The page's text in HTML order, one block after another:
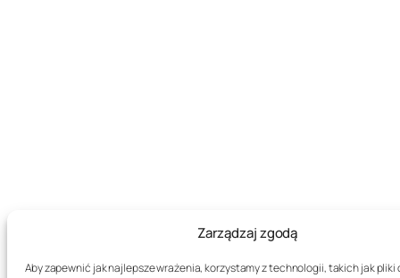
Zarządzaj zgodą
Aby zapewnić jak najlepsze wrażenia, korzystamy z technologii, takich jak pliki